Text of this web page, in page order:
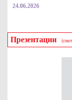
Коробка для
3-х слойного
24.06.2026
Презентации